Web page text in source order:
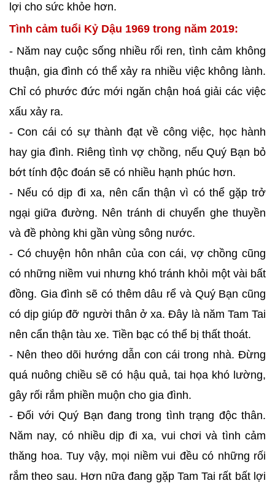
lợi cho sức khỏe hơn.
Tình cảm tuổi Kỷ Dậu 1969 trong năm 2019:
- Năm nay cuộc sống nhiều rối ren, tình cảm không
thuận, gia đình có thể xảy ra nhiều việc không lành.
Chỉ có phước đức mới ngăn chận hoá giải các việc
xấu xảy ra.
- Con cái có sự thành đạt về công việc, học hành
hay gia đình. Riêng tình vợ chồng, nếu Quý Bạn bỏ
bớt tính độc đoán sẽ có nhiều hạnh phúc hơn.
- Nếu có dịp đi xa, nên cẩn thận vì có thể gặp trở
ngại giữa đường. Nên tránh di chuyển ghe thuyền
và đề phòng khi gần vùng sông nước.
- Có chuyện hôn nhân của con cái, vợ chồng cũng
có những niềm vui nhưng khó tránh khỏi một vài bất
đồng. Gia đình sẽ có thêm dâu rể và Quý Bạn cũng
có dịp giúp đỡ người thân ở xa. Đây là năm Tam Tai
nên cẩn thận tàu xe. Tiền bạc có thể bị thất thoát.
- Nên theo dõi hướng dẫn con cái trong nhà. Đừng
quá nuông chiều sẽ có hậu quả, tai họa khó lường,
gây rối rắm phiền muộn cho gia đình.
- Đối với Quý Bạn đang trong tình trạng độc thân.
Năm nay, có nhiều dịp đi xa, vui chơi và tình cảm
thăng hoa. Tuy vậy, mọi niềm vui đều có những rối
rắm theo sau. Hơn nữa đang gặp Tam Tai rất bất lợi